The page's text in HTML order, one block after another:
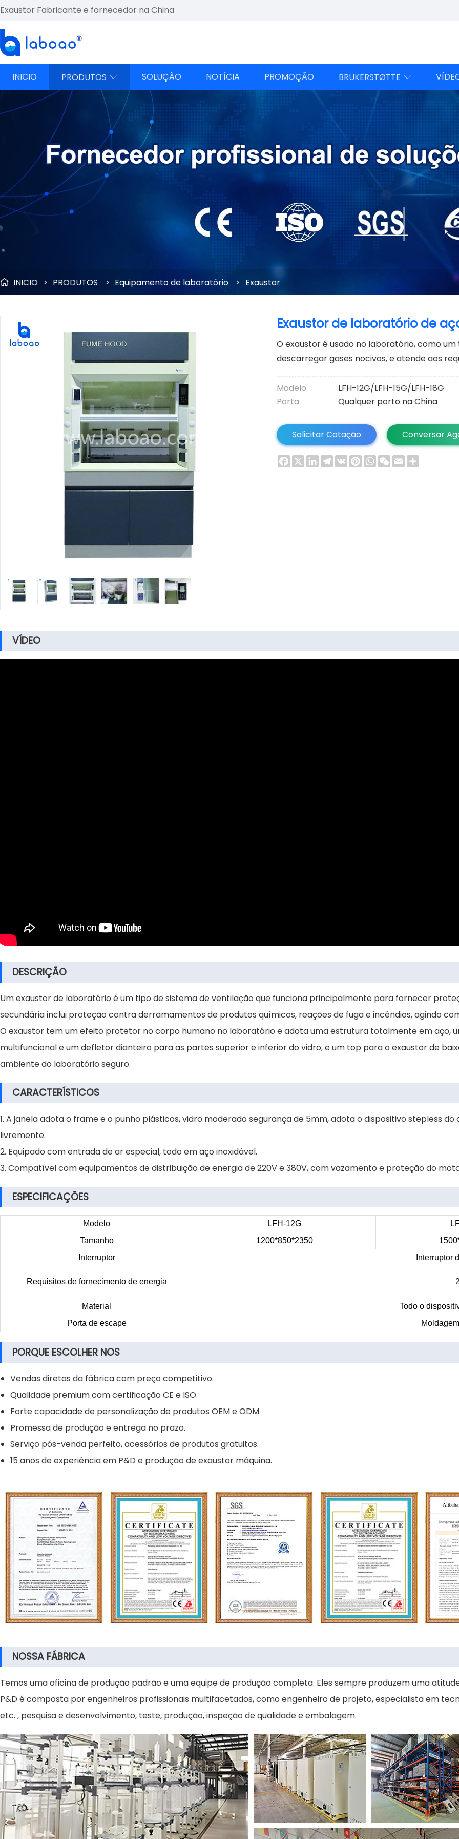
Exaustor Fabricante e fornecedor na China
INICIO PRODUTOS  SOLUÇÃO NOTÍCIA PROMOÇÃO BRUKERSTØTTE 
 INICIO > PRODUTOS > Equipamento de laboratório > Exaustor
Exaustor de laboratório de
O exaustor é usado no laboratório, como
descarregar gases nocivos, e atende aos
Modelo
LFH-12G/LFH-15G/LFH-18G
Porta
Qualquer porto na China
Solicitar Cotação Conversar
Facebook
X LinkedInTelegram
VK Pinterest
WhatsApp
WeChat
Email
VÍDEO
DESCRIÇÃO
Um exaustor de laboratório é um tipo de sistema de ventilação que funciona principalmente para fornecer
secundária inclui proteção contra derramamentos de produtos químicos, reações de fuga e incêndios, agindo
O exaustor tem um efeito protetor no corpo humano no laboratório e adota uma estrutura totalmente em aço,
multifuncional e um defletor dianteiro para as partes superior e inferior do vidro, e um top para o exaustor de
ambiente do laboratório seguro.
CARACTERÍSTICOS
1. A janela adota o frame e o punho plásticos, vidro moderado segurança de 5mm, adota o dispositivo stepless
livremente.
2. Equipado com entrada de ar especial, todo em aço inoxidável.
3. Compatível com equipamentos de distribuição de energia de 220V e 380V, com vazamento e proteção do
ESPECIFICAÇÕES
Modelo LFH-12G
Tamanho
1200*850*2350
Interruptor
Interruptor
Requisitos de fornecimento de energia
Material
Todo o
Porta de escape
PORQUE ESCOLHER NOS
Vendas diretas da fábrica com preço competitivo.
Qualidade premium com certificação CE e ISO.
Forte capacidade de personalização de produtos OEM e ODM.
Promessa de produção e entrega no prazo.
Serviço pós-venda perfeito, acessórios de produtos gratuitos.
15 anos de experiência em P&D e produção de exaustor máquina.
NOSSA FÁBRICA
Temos uma oficina de produção padrão e uma equipe de produção completa. Eles sempre produzem uma
P&D é composta por engenheiros profissionais multifacetados, como engenheiro de projeto, especialista em
etc. , pesquisa e desenvolvimento, teste, produção, inspeção de qualidade e embalagem.